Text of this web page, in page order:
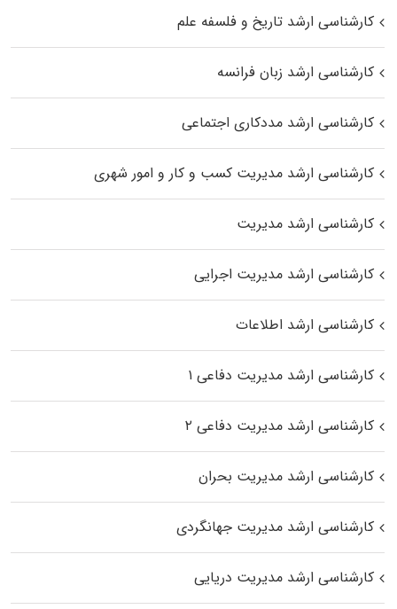
کارشناسی ارشد تاریخ و فلسفه علم
کارشناسی ارشد زبان فرانسه
کارشناسی ارشد مددکاری اجتماعی
کارشناسی ارشد مدیریت کسب و کار و امور شهری
کارشناسی ارشد مدیریت
کارشناسی ارشد مدیریت اجرایی
کارشناسی ارشد اطلاعات
کارشناسی ارشد مدیریت دفاعی ۱
کارشناسی ارشد مدیریت دفاعی ۲
کارشناسی ارشد مدیریت بحران
کارشناسی ارشد مدیریت جهانگردی
کارشناسی ارشد مدیریت دریایی